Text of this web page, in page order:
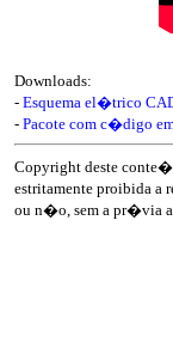
Downloads:
- Esquema el�trico
- Pacote com c�digo
Copyright deste
estritamente proibida
ou n�o, sem a pr�via